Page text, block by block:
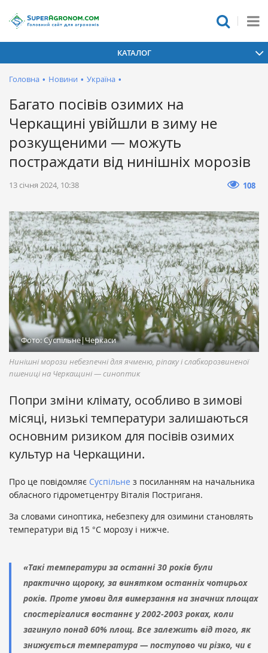
КАТАЛОГ
Головна • Новини • Україна •
Багато посівів озимих на
Черкащині увійшли в зиму не
розкущеними — можуть
постраждати від нинішніх морозів
13 січня 2024, 10:38 108
Фото: Суспільне|Черкаси
Нинішні морози небезпечні для ячменю, ріпаку і слабкорозвиненої
пшениці на Черкащині — синоптик
Попри зміни клімату, особливо в зимові
місяці, низькі температури залишаються
основним ризиком для посівів озимих
культур на Черкащини.
Про це повідомляє Суспільне з посиланням на начальника
обласного гідрометцентру Віталія Постриганя.
За словами синоптика, небезпеку для озимини становлять
температури від 15 °С морозу і нижче.
«Такі температури за останні 30 років були
практично щороку, за винятком останніх чотирьох
років. Проте умови для вимерзання на значних площах
спостерігалися востаннє у 2002-2003 роках, коли
загинуло понад 60% площ. Все залежить від того, як
знижується температура — поступово чи різко, чи є